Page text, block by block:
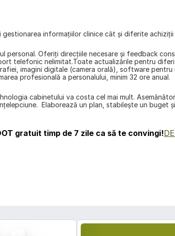
informațiilor clinice cât și diferite achiziții
Oferiţi direcţiile necesare şi feedback
telefonic nelimitat.Toate actualizările pentru
imagini digitale (camera orală), software pentru
profesională a personalului, minim 32 ore anual.
cabinetului va costa cel mai mult.
Elaborează un plan, stabileşte un buget
gratuit timp de 7 zile ca să te convingi!